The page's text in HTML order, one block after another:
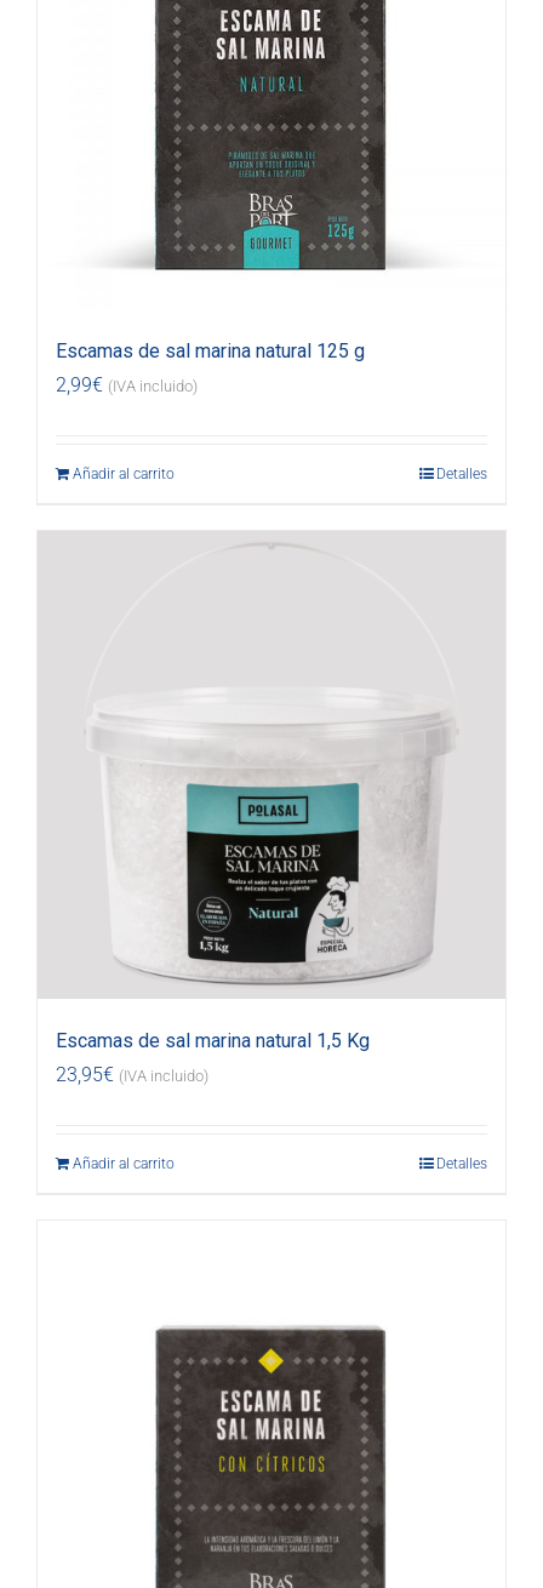
Escamas de sal marina natural 125 g
2,99€ (IVA incluido)
Añadir al carrito Detalles
Escamas de sal marina natural 1,5 Kg
23,95€ (IVA incluido)
Añadir al carrito Detalles